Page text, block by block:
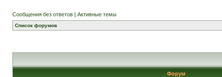
Сообщения без ответов | Активные темы
Список форумов
Форум